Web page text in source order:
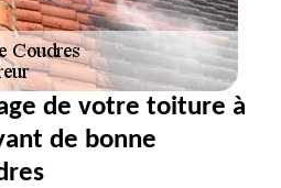
de votre toiture à
de bonne